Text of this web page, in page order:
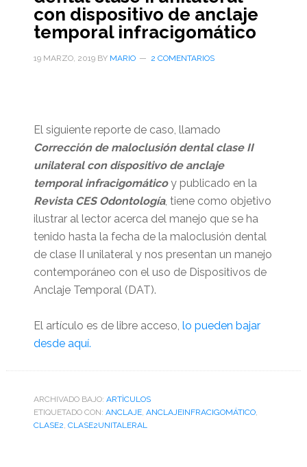
con dispositivo de anclaje
temporal infracigomático
19 MARZO, 2019BY MARIO 2 COMENTARIOS
El siguiente reporte de caso, llamado
Corrección de maloclusión dental clase II
unilateral con dispositivo de anclaje
temporal infracigomáticoy publicado en la
Revista CES Odontología, tiene como objetivo
ilustrar al lector acerca del manejo que se ha
tenido hasta la fecha de la maloclusión dental
de clase II unilateral y nos presentan un manejo
contemporáneo con el uso de Dispositivos de
Anclaje Temporal (DAT).
El artículo es de libre acceso, lo pueden bajar
desde aquí.
ARCHIVADO BAJO: ARTÌCULOS
ETIQUETADO CON: ANCLAJE, ANCLAJEINFRACIGOMÁTICO,
CLASE2, CLASE2UNITALERAL